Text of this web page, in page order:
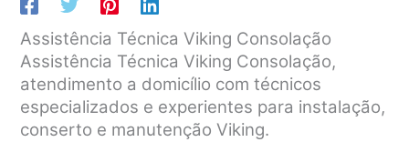
Assistência Técnica Viking Consolação
Assistência Técnica Viking Consolação,
atendimento a domicílio com técnicos
especializados e experientes para instalação,
conserto e manutenção Viking.